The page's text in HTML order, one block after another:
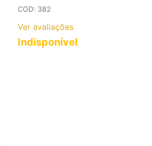
COD: 382
Ver avaliações
Indisponível